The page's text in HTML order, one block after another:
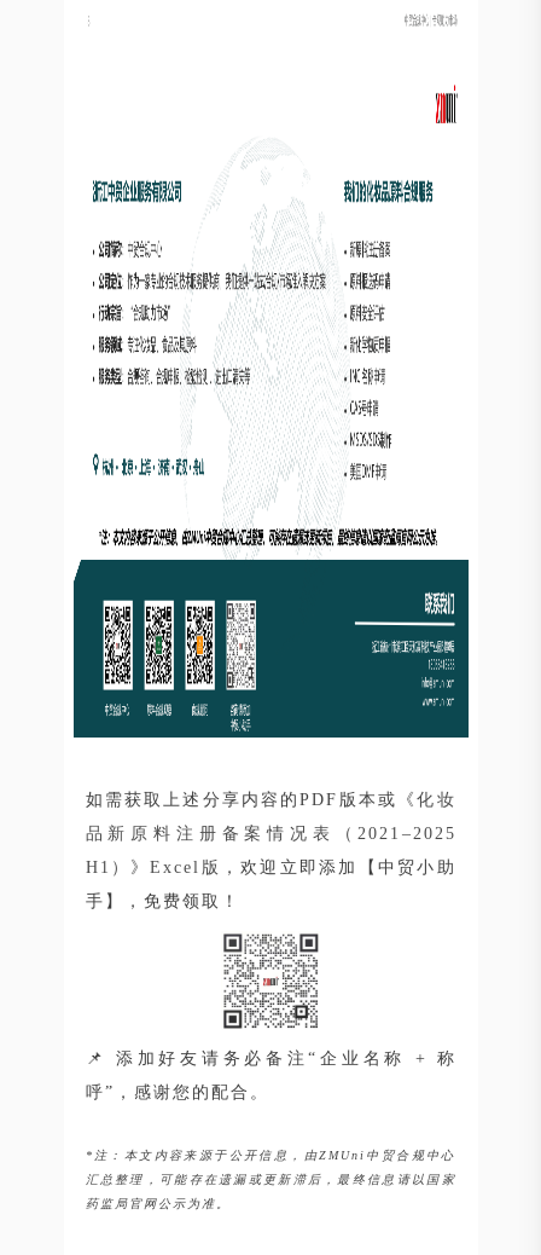
如需获取上述分享内容的PDF版本或
《化妆
品新原料注册备案情况表（2021–2025
H1）》Excel版
，欢迎立即添加【中贸小助
手】，免费领取！
📌 添加好友请务必备注“企业名称 + 称
呼”，感谢您的配合。
*注：本文内容来源于公开信息，由ZMUni中贸合规中心
汇总整理，可能存在遗漏或更新滞后，最终信息请以国家
药监局官网公示为准。